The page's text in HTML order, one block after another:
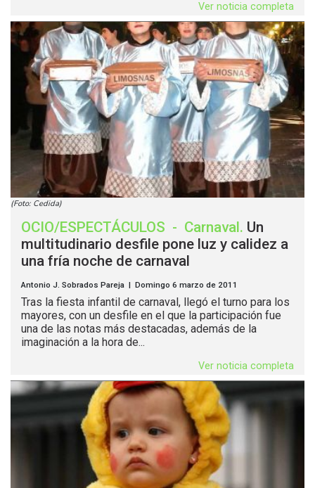
Ver noticia completa
(Foto: Cedida)
OCIO/ESPECTÁCULOS - Carnaval. Un
multitudinario desfile pone luz y calidez a
una fría noche de carnaval
Antonio J. Sobrados Pareja | Domingo 6 marzo de 2011
Tras la fiesta infantil de carnaval, llegó el turno para los
mayores, con un desfile en el que la participación fue
una de las notas más destacadas, además de la
imaginación a la hora de...
Ver noticia completa